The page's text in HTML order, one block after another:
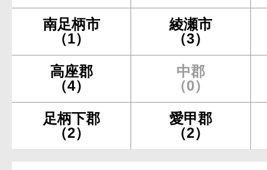
南足柄市
（1）
綾瀬市
（3）
高座郡
（4）
中郡
（0）
足柄下郡
（2）
愛甲郡
（2）